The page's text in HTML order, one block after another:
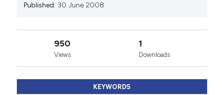
Published: 30 June 2008
950
Views
1
Downloads
KEYWORDS